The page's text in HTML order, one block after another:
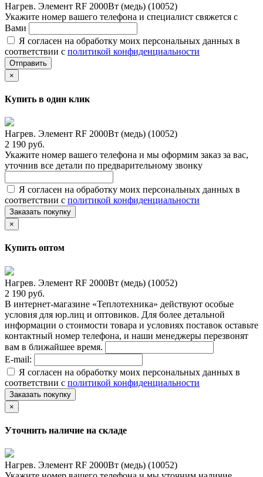
Нагрев. Элемент RF 2000Вт (медь) (10052)
Укажите номер вашего телефона и специалист свяжется с
Вами
Я согласен на обработку моих персональных данных в
соответствии с политикой конфиденциальности
Отправить
×
Купить в один клик
Нагрев. Элемент RF 2000Вт (медь) (10052)
2 190 руб.
Укажите номер вашего телефона и мы оформим заказ за вас,
уточнив все детали по предварительному звонку
Я согласен на обработку моих персональных данных в
соответствии с политикой конфиденциальности
Заказать покупку
×
Купить оптом
Нагрев. Элемент RF 2000Вт (медь) (10052)
2 190 руб.
В интернет-магазине «Теплотехника» действуют особые
условия для юр.лиц и оптовиков. Для более детальной
информации о стоимости товара и условиях поставок оставьте
контактный номер телефона, и наши менеджеры перезвонят
вам в ближайшее время.
E-mail:
Я согласен на обработку моих персональных данных в
соответствии с политикой конфиденциальности
Заказать покупку
×
Уточнить наличие на складе
Нагрев. Элемент RF 2000Вт (медь) (10052)